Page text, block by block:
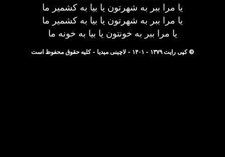
یا مرا ببر به شهرتون یا بیا به کشمیر ما
یا مرا ببر به شهرتون یا بیا به کشمیر ما
یا مرا ببر به خونتون یا بیا به خونه ما
© کپی رایت ۱۳۷۹ - ۱۴۰۱ - لاچینی میدیا - کلیه حقوق محفوظ است